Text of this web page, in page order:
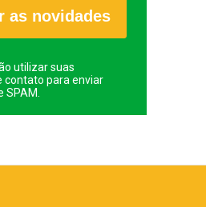
as novidades
utilizar suas
contato para enviar